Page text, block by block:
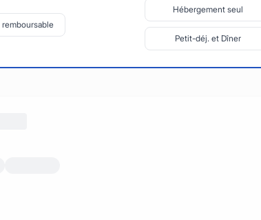
remboursable
Hébergement seul
Petit-déj. et Dîner